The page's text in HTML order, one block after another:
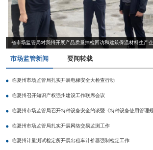
临夏州市场监管局组织召开2026年质量强州建
市场监管新闻 要闻转载
临夏州市场监管局扎实开展电梯安全大检查行动
临夏州召开知识产权强州建设工作联席会议
临夏州市场监管局扎实开展网络交易监测工作
临夏州计量测试检定所开展出租车计价器强制检定工作